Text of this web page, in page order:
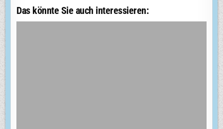
Das könnte Sie auch interessieren: